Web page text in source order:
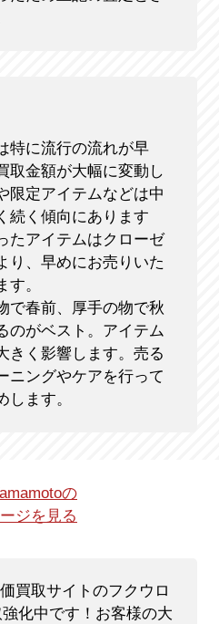
特に流行の流れが早
取金額が大幅に変動し
限定アイテムなどは中
続く傾向にあります
たアイテムはクローゼ
り、早めにお売りいた
。
で春前、厚手の物で秋
のがベスト。アイテム
きく影響します。売る
ニングやケアを行って
ます。
の
ジを見る
買取サイトのフクウロ
化中です！ お客様の大